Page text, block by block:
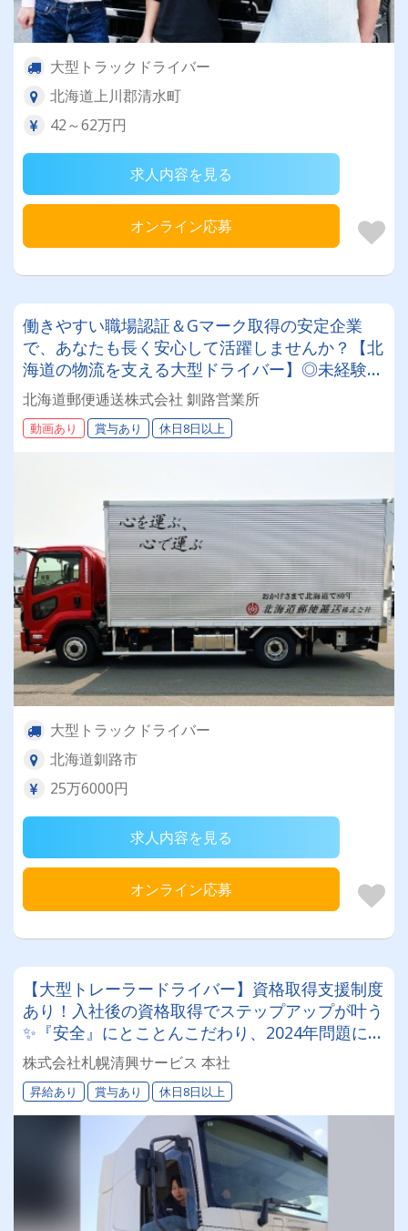
大型トラックドライバー
北海道上川郡清水町
42～62万円
求人内容を見る
オンライン応募
働きやすい職場認証＆Gマーク取得の安定企業
で、あなたも長く安心して活躍しませんか？【北
海道の物流を支える大型ドライバー】◎未経験歓
迎◎残業月平均8～9時間◎賞与年3回（昨年度実
績：計4.05ヶ月分）◎カゴ台車メイン
北海道郵便逓送株式会社 釧路営業所
動画あり 賞与あり 休日8日以上
大型トラックドライバー
北海道釧路市
25万6000円
求人内容を見る
オンライン応募
【大型トレーラードライバー】資格取得支援制度
あり！入社後の資格取得でステップアップが叶う
✨『安全』にとことんこだわり、2024年問題にも
徹底対応しています。
株式会社札幌清興サービス 本社
昇給あり 賞与あり 休日8日以上